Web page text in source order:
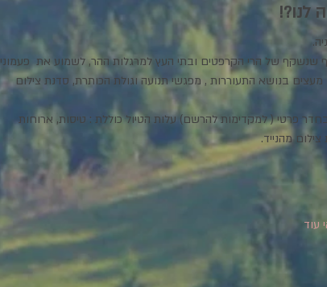
לנו?!
שנשקף של הרי הקרפטים ובתי העץ למרגלות ההר, לשמוע את  פעמוני
בנושא התעוררות , מפגשי תנועה וגולת הכותרת, סדנת צילום
או בחדר פרטי ( למקדימות להרשם) עלות הטיול כוללת : טיסות, ארוחות
מהנייד.
עוד